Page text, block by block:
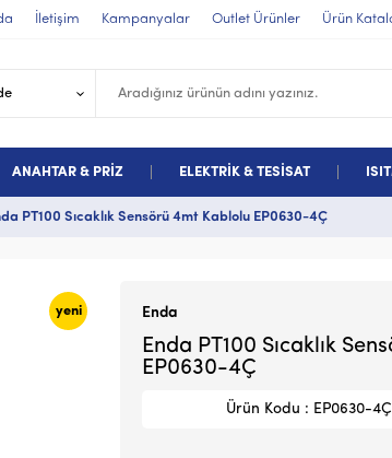
İletişim Kampanyalar Outlet Ürünler Ürün
ANAHTAR & PRİZ ELEKTRİK & TESİSAT
PT100 Sıcaklık Sensörü 4mt Kablolu EP0630-4Ç
yeni Enda
Enda PT100 Sıcaklık
EP0630-4Ç
Ürün Kodu : EP0630-4Ç